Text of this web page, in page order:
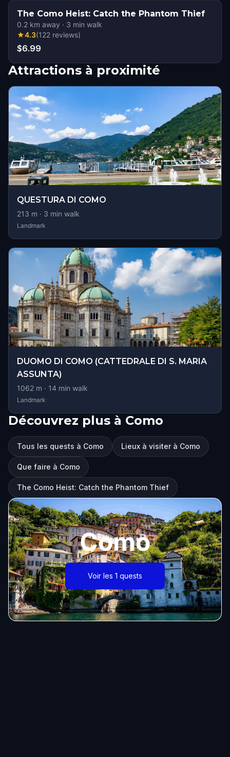
The Como Heist: Catch the Phantom Thief
0.2 km away · 3 min walk
★4.3(122 reviews)
$6.99
Attractions à proximité
QUESTURA DI COMO
213 m · 3 min walk
Landmark
DUOMO DI COMO (CATTEDRALE DI S. MARIA
ASSUNTA)
1062 m · 14 min walk
Landmark
Découvrez plus à Como
Tous les quests à Como Lieux à visiter à Como
Que faire à Como
The Como Heist: Catch the Phantom Thief
Como
Voir les 1 quests